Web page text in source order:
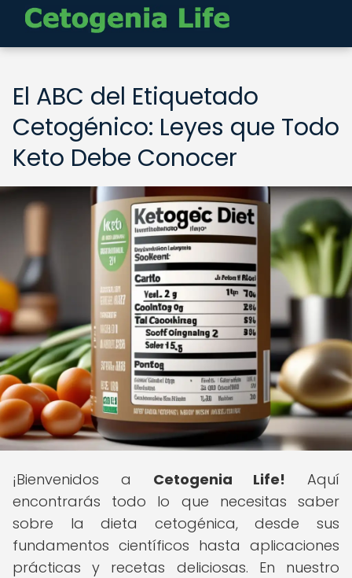
El ABC del Etiquetado
Cetogénico: Leyes que Todo
Keto Debe Conocer
¡Bienvenidos a Cetogenia Life! Aquí
encontrarás todo lo que necesitas saber
sobre la dieta cetogénica, desde sus
fundamentos científicos hasta aplicaciones
prácticas y recetas deliciosas. En nuestro